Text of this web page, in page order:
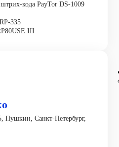
кода PayTor DS-1009
335
III
Пушкин, Санкт-Петербург,